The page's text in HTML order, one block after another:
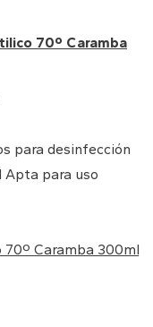
70º Caramba
para desinfección
Apta para uso